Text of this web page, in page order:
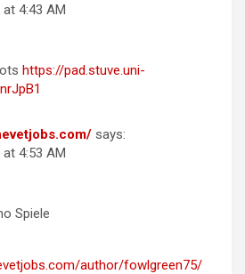
4:43 AM
https://pad.stuve.uni-
says:
4:53 AM
Spiele
author/fowlgreen75/